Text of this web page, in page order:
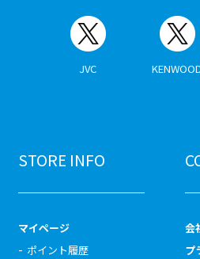
JVC
STORE INFO
マイページ
ポイント履歴
会
プ